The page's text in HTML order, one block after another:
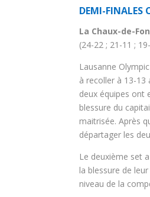
DEMI-FINALES
La Chaux-de-
(24-22 ; 21-11 ;
Lausanne
à recoller à 13-13
deux équipes ont
blessure du
maitrisée. Après
départager les
Le deuxième set
la blessure de
niveau de la